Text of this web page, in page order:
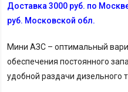
Доставка 3000 руб. по
руб. Московской обл.
Мини АЗС – оптимальный
обеспечения постоянного
удобной раздачи дизельного